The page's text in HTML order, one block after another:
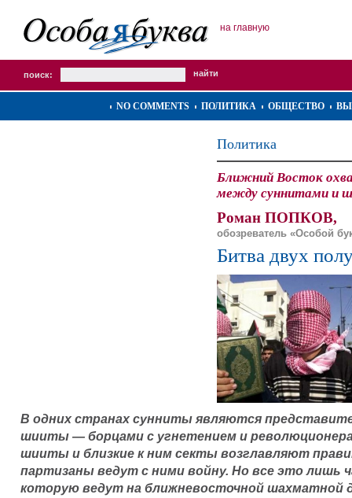
на главную
поиск:
NO COMMENTS ПОЛИТИКА ОБЩЕСТВО
Политика
Ближний Восток
между суннитами и
Роман ПОПКОВ,
обозреватель «Особой
Битва двух
В одних странах сунниты являются
шииты — борцами с угнетением и
шииты и близкие к ним секты возглавляют
партизаны ведут с ними войну. Но все это лишь
которую ведут на ближневосточной шахматной